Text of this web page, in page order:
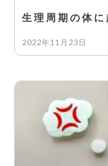
生理周期の体
2022年11月23日